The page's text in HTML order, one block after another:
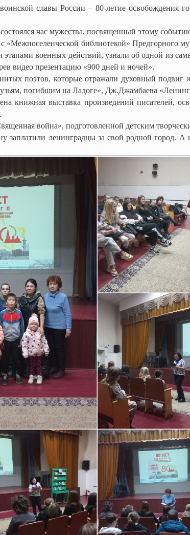
славы России – 80-летие освобождения
час мужества, посвященный этому
«Межпоселенческой библиотекой» Предгорного
военных действий, узнали об одной из
видео презентацию «900 дней и ночей».
поэтов, которые отражали духовный подвиг
погибшим на Ладоге», Дж.Джамбаева
книжная выставка произведений писателей,
война», подготовленной детским
ленинградцы за свой родной город. А